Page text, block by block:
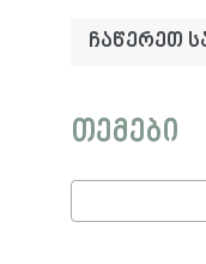
ჩაწერეთ
საძიებო
თემები